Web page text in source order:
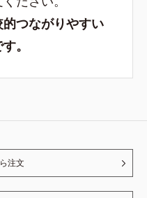
つながりやすい
。
注文